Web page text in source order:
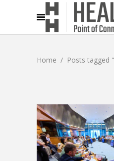
Home / Posts tagged